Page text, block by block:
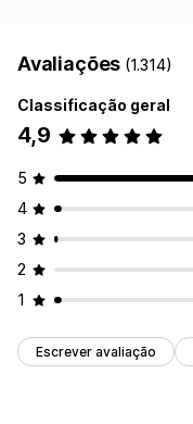
Avaliações (1.314)
Classificação geral
4,9
5
4
3
2
1
Escrever avaliação